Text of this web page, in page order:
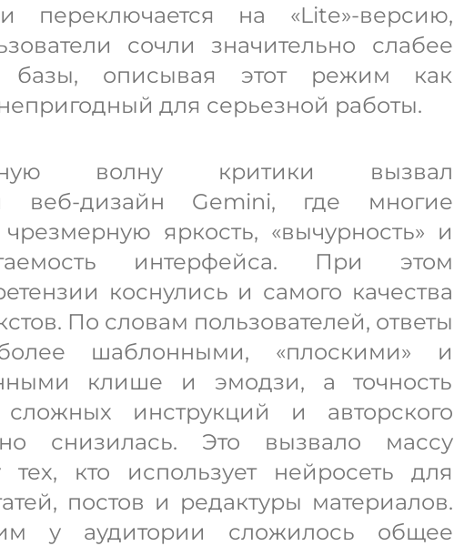
переключается на «Lite»-версию,
сочли значительно слабее
базы, описывая этот режим как
для серьезной работы.
волну критики вызвал
веб-дизайн Gemini, где многие
яркость, «вычурность» и
интерфейса. При этом
коснулись и самого качества
По словам пользователей, ответы
шаблонными, «плоскими» и
клише и эмодзи, а точность
инструкций и авторского
снизилась. Это вызвало массу
тех, кто использует нейросеть для
постов и редактуры материалов.
у аудитории сложилось общее